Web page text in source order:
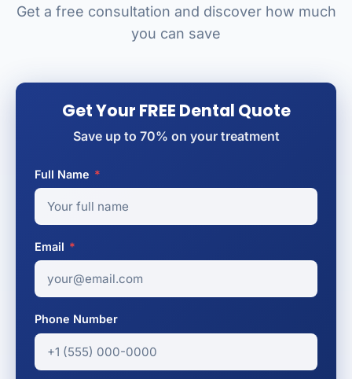
Get a free consultation and discover how much
you can save
Get Your FREE Dental Quote
Save up to 70% on your treatment
Full Name *
Email *
Phone Number